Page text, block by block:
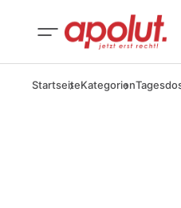
StartseiteKategorien